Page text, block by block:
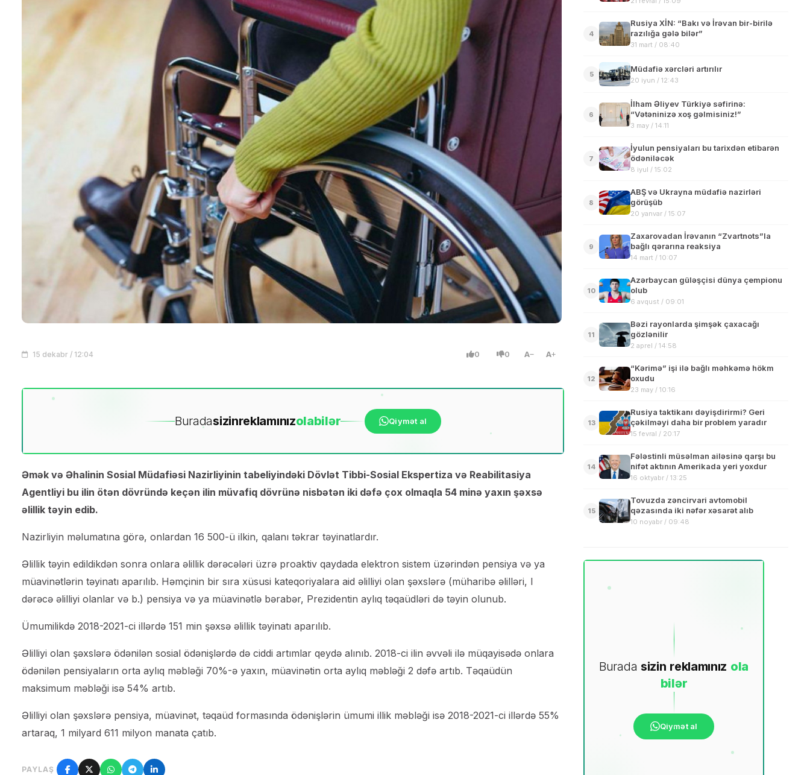
15 dekabr / 12:04 0 0 A A
Buradasizinreklamınızolabilər Qiymət al
Əmək və Əhalinin Sosial Müdafiəsi Nazirliyinin tabeliyindəki Dövlət Tibbi-Sosial Ekspertiza və Reabilitasiya
Agentliyi bu ilin ötən dövründə keçən ilin müvafiq dövrünə nisbətən iki dəfə çox olmaqla 54 minə yaxın şəxsə
əlillik təyin edib.
Nazirliyin məlumatına görə, onlardan 16 500-ü ilkin, qalanı təkrar təyinatlardır.
Əlillik təyin edildikdən sonra onlara əlillik dərəcələri üzrə proaktiv qaydada elektron sistem üzərindən pensiya və ya
müavinətlərin təyinatı aparılıb. Həmçinin bir sıra xüsusi kateqoriyalara aid əlilliyi olan şəxslərə (müharibə əlilləri, I
dərəcə əlilliyi olanlar və b.) pensiya və ya müavinətlə bərabər, Prezidentin aylıq təqaüdləri də təyin olunub.
Ümumilikdə 2018-2021-ci illərdə 151 min şəxsə əlillik təyinatı aparılıb.
Əlilliyi olan şəxslərə ödənilən sosial ödənişlərdə də ciddi artımlar qeydə alınıb. 2018-ci ilin əvvəli ilə müqayisədə onlara
ödənilən pensiyaların orta aylıq məbləği 70%-ə yaxın, müavinətin orta aylıq məbləği 2 dəfə artıb. Təqaüdün
maksimum məbləği isə 54% artıb.
Əlilliyi olan şəxslərə pensiya, müavinət, təqaüd formasında ödənişlərin ümumi illik məbləği isə 2018-2021-ci illərdə 55%
artaraq, 1 milyard 611 milyon manata çatıb.
PAYLAŞ
4
Rusiya XİN: “Bakı və İrəvan bir-birilə
razılığa gələ bilər”
31 mart / 08:40
5
Müdafiə xərcləri artırılır
20 iyun / 12:43
6
İlham Əliyev Türkiyə səfirinə:
“Vətəninizə xoş gəlmisiniz!”
3 may / 14:11
7
İyulun pensiyaları bu tarixdən etibarən
ödəniləcək
8 iyul / 15:02
8
ABŞ və Ukrayna müdafiə nazirləri
görüşüb
20 yanvar / 15:07
9
Zaxarovadan İrəvanın “Zvartnots”la
bağlı qərarına reaksiya
14 mart / 10:07
10
Azərbaycan güləşçisi dünya çempionu
olub
6 avqust / 09:01
11
Bəzi rayonlarda şimşək çaxacağı
gözlənilir
2 aprel / 14:58
12
“Kərimə” işi ilə bağlı məhkəmə hökm
oxudu
23 may / 10:16
13
Rusiya taktikanı dəyişdirirmi? Geri
çəkilməyi daha bir problem yaradır
15 fevral / 20:17
14
Fələstinli müsəlman ailəsinə qarşı bu
nifət aktının Amerikada yeri yoxdur
16 oktyabr / 13:25
15
Tovuzda zəncirvari avtomobil
qəzasında iki nəfər xəsarət alıb
10 noyabr / 09:48
Burada sizin reklamınız ola
bilər
Qiymət al